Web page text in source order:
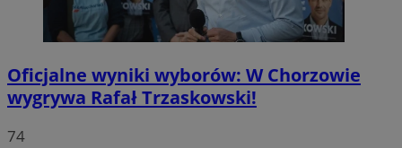
Oficjalne wyniki wyborów: W Chorzowie
wygrywa Rafał Trzaskowski!
74